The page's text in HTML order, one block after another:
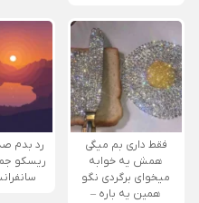
فقط داری بم میگی
همش یه خوابه
میخوای برگردی نگو
همین یه باره –
رد بدم
ریسکو